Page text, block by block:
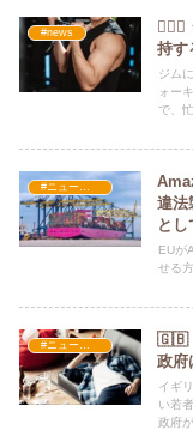
#news
持す
ジム
ォー
で、
#ニュース・社会・コラム
違法
と
EUが
せる
🇬🇧
政府
イギ
い若
政府